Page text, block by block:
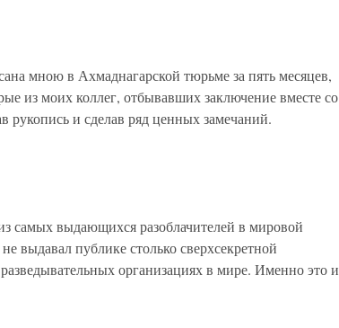
мною в Ахмаднагарской тюрьме за пять месяцев,
из моих коллег, отбывавших заключение вместе со
рукопись и сделав ряд ценных замечаний.
самых выдающихся разоблачителей в мировой
выдавал публике столько сверхсекретной
организациях в мире. Именно это и